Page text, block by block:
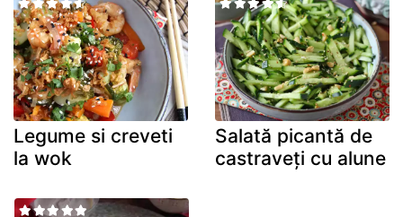
Legume si creveti
la wok
Salată picantă de
castraveți cu alune